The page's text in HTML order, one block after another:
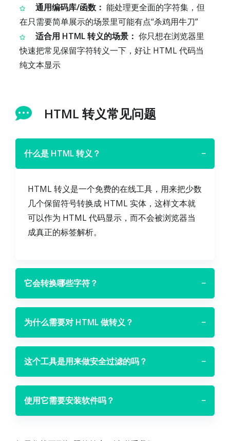
通用编码库/函数： 能处理更全面的字符集，但
在只需要简单展示的场景里可能有点“杀鸡用牛刀”
适合用 HTML 转义的场景： 你只想在浏览器里
快速把常见保留字符转义一下，好让 HTML 代码当
纯文本显示
HTML 转义常见问题
什么是 HTML 转义？ −
HTML 转义是一个免费的在线工具，用来把少数
几个保留符号转换成 HTML 实体，这样文本就
可以作为 HTML 代码显示，而不会被浏览器当
成真正的标签解析。
它会转换哪些字符？ −
为什么需要对 HTML 做转义？ −
这个工具是用来做安全过滤的吗？ −
使用它需要安装软件吗？ −